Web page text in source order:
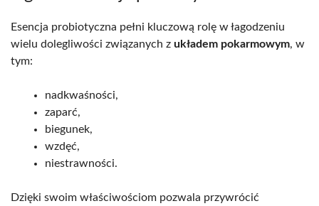
Esencja probiotyczna pełni kluczową rolę w łagodzeniu
wielu dolegliwości związanych z układem pokarmowym, w
tym:
nadkwaśności,
zaparć,
biegunek,
wzdęć,
niestrawności.
Dzięki swoim właściwościom pozwala przywrócić